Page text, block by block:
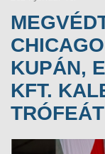
KUPÁN,
KFT.
TRÓFEÁT